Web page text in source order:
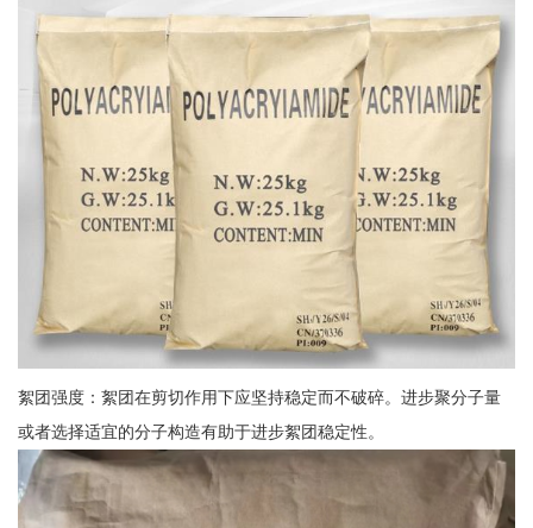
絮团强度：絮团在剪切作用下应坚持稳定而不破碎。进步聚分子量
或者选择适宜的分子构造有助于进步絮团稳定性。